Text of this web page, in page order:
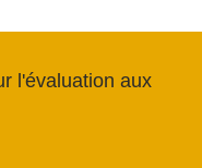
l'évaluation aux